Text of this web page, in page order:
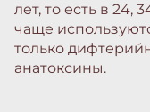
лет, то есть в 24,
чаще
только
анатоксины.